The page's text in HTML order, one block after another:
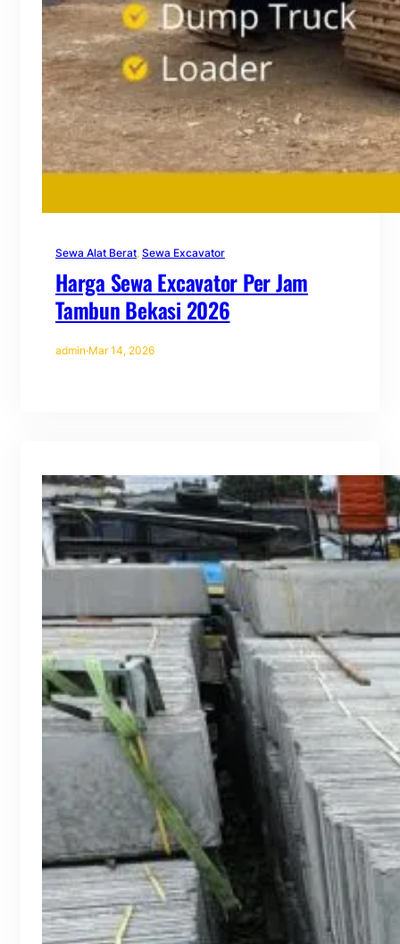
Sewa Alat Berat, Sewa Excavator
Harga Sewa Excavator Per Jam
Tambun Bekasi 2026
admin·Mar 14, 2026